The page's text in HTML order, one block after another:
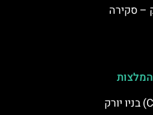
המלצות